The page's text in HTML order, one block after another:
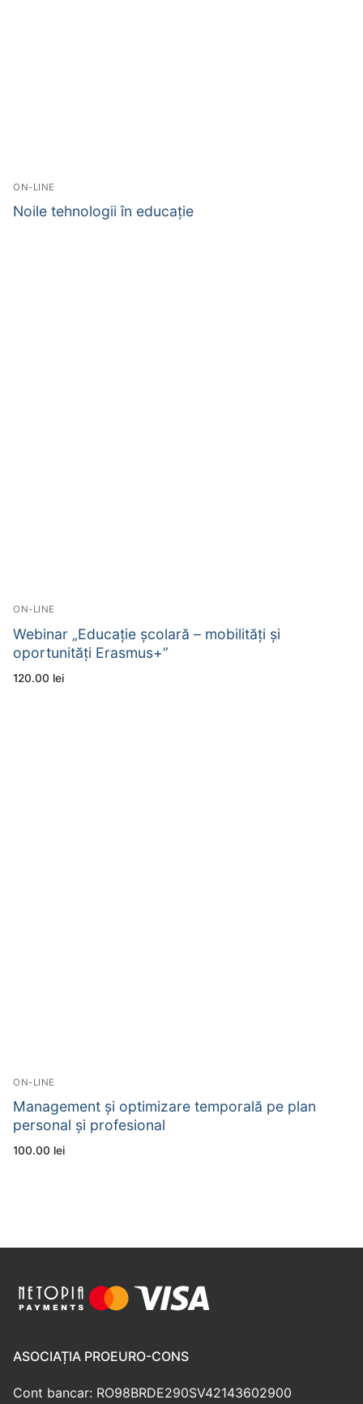
ON-LINE
Noile tehnologii în educație
ON-LINE
Webinar „Educaţie şcolară – mobilități și
oportunități Erasmus+”
120.00 lei
ON-LINE
Management și optimizare temporală pe plan
personal și profesional
100.00 lei
ASOCIAȚIA PROEURO-CONS
Cont bancar: RO98BRDE290SV42143602900